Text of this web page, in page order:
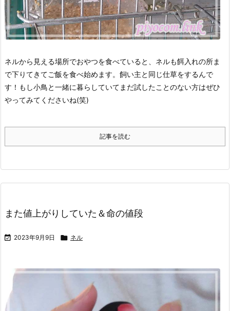
ネルから見える場所でおやつを食べていると、ネルも餌入れの所ま
で下りてきてご飯を食べ始めます。 飼い主と同じ仕草をするんで
す！ もし小鳥と一緒に暮らしていてまだ試したことのない方はぜひ
やってみてくださいね(笑)
記事を読む
また値上がりしていた＆命の値段
 2023年9月9日  ネル